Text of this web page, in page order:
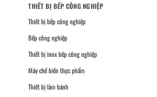
THIẾT BỊ BẾP CÔNG NGHIỆP
Thiết bị bếp công nghiệp
Bếp công nghiệp
Thiết bị inox bếp công nghiệp
Máy chế biến thực phẩm
Thiết bị làm bánh